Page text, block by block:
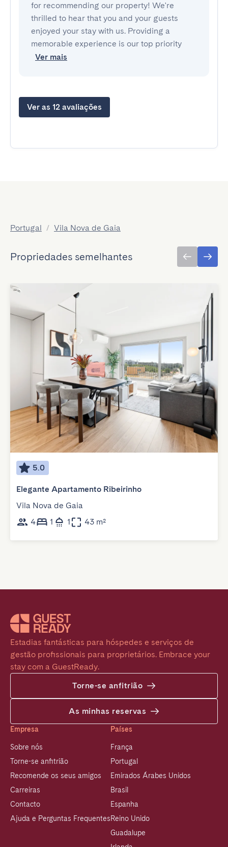
for recommending our property! We're
thrilled to hear that you and your guests
enjoyed your stay with us. Providing a
memorable experience is our top priority
Ver mais
Ver as 12 avaliações
Portugal / Vila Nova de Gaia
Propriedades semelhantes
5.0
Elegante Apartamento Ribeirinho
Vila Nova de Gaia
4
1 1 43 m²
Estadias fantásticas para hóspedes e serviços de
gestão profissionais para proprietários. Embrace your
stay com a GuestReady.
Torne-se anfitrião
As minhas reservas
Empresa
Sobre nós
Torne-se anfitrião
Recomende os seus amigos
Carreiras
Contacto
Ajuda e Perguntas Frequentes
Países
França
Portugal
Emirados Árabes Unidos
Brasil
Espanha
Reino Unido
Guadalupe